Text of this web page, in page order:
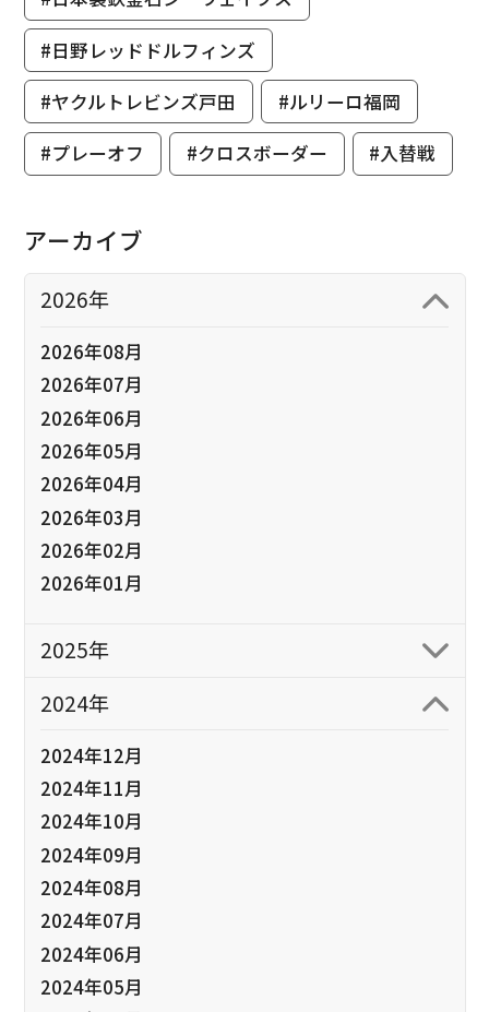
#日野レッドドルフィンズ
#ヤクルトレビンズ戸田
#ルリーロ福岡
#プレーオフ
#クロスボーダー #入替戦
アーカイブ
2026年
2026年08月
2026年07月
2026年06月
2026年05月
2026年04月
2026年03月
2026年02月
2026年01月
2025年
2024年
2024年12月
2024年11月
2024年10月
2024年09月
2024年08月
2024年07月
2024年06月
2024年05月